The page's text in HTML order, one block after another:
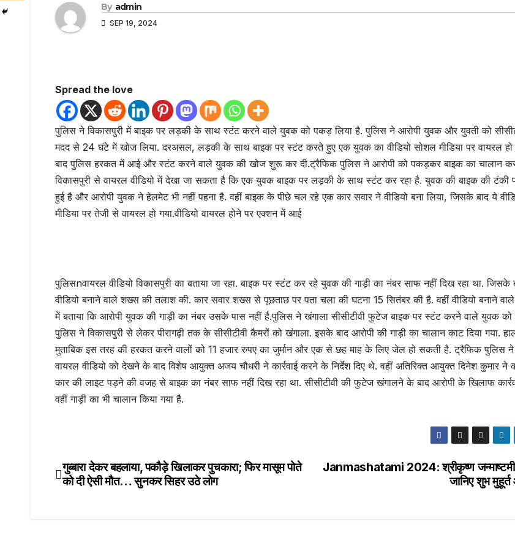
By admin
SEP 19, 2024
Spread the love
पुलिस ने विकासपुरी में बाइक पर लड़की के साथ स्टंट करने वाले युवक को पकड़ लिया है. पुलिस ने आरोपी युवक और युवती को
मदद से 24 घंटे में खोज लिया. दरअसल, लड़की के साथ बाइक पर स्टंट करते हुए एक युवक का वीडियो सोशल मीडिया पर वायरल हो
बाद पुलिस हरकत में आई और स्टंट करने वाले युवक की खोज शुरू कर दी.ट्रैफिक पुलिस ने आरोपी को पकड़कर बाइक का चालान कर
विकासपुरी से वायरल वीडियो में देखा जा सकता है कि एक युवक बाइक पर लड़की के साथ स्टंट कर रहा है. युवक की बाइक की टंकी
हुई है और आरोपी युवक ने हेलमेट भी नहीं पहना है. वहीं बाइक के पीछे चल रहे एक कार सवार ने वीडियो बना लिया, जिसके बाद ये
मीडिया पर तेजी से वायरल हो गया.वीडियो वायरल होने पर एक्शन में आई
पुलिसnवायरल वीडियो विकासपुरी का बताया जा रहा. बाइक पर स्टंट कर रहे युवक की गाड़ी का नंबर साफ नहीं दिख रहा था. जिसके
वीडियो बनाने वाले शख्स की तलाश की. कार सवार शख्स से पूछताछ पर पता चला की घटना 15 सितंबर की है. वहीं वीडियो बनाने
में बताया कि आरोपी युवक की गाड़ी का नंबर उसके पास नहीं है.पुलिस ने खंगाला सीसीटीवी फुटेज बाइक पर स्टंट करने वाले युवक
पुलिस ने विकासपुरी से लेकर पीरागढ़ी तक के सीसीटीवी कैमरों को खंगाला. इसके बाद आरोपी की गाड़ी का चालान काट दिया गया.
मुताबिक इस तरह की हरकत करने वालों को 11 हजार रुपए का जुर्मान और एक से छह माह के लिए जेल हो सकती है. ट्रैफिक पुलिस ने
वायरल वीडियो को देखने के बाद विशेष आयुक्त अजय चौधरी ने कार्रवाई करने के निर्देश दिए थे. वहीं अतिरिक्त आयुक्त दिनेश कुमार ने
कार की लाइट पड़ने की वजह से बाइक का नंबर साफ नहीं दिख रहा था. सीसीटीवी की फुटेज खंगालने के बाद आरोपी के खिलाफ
वहीं गाड़ी का भी चालान किया गया है.
Post
Janmashatami 2024: श्रीकृष्ण
जानिए शुभ
गुब्बारा देकर बहलाया, पकौड़े खिलाकर पुचकारा; फिर मासूम पोते
को दी ऐसी मौत… सुनकर सिहर उठे लोग